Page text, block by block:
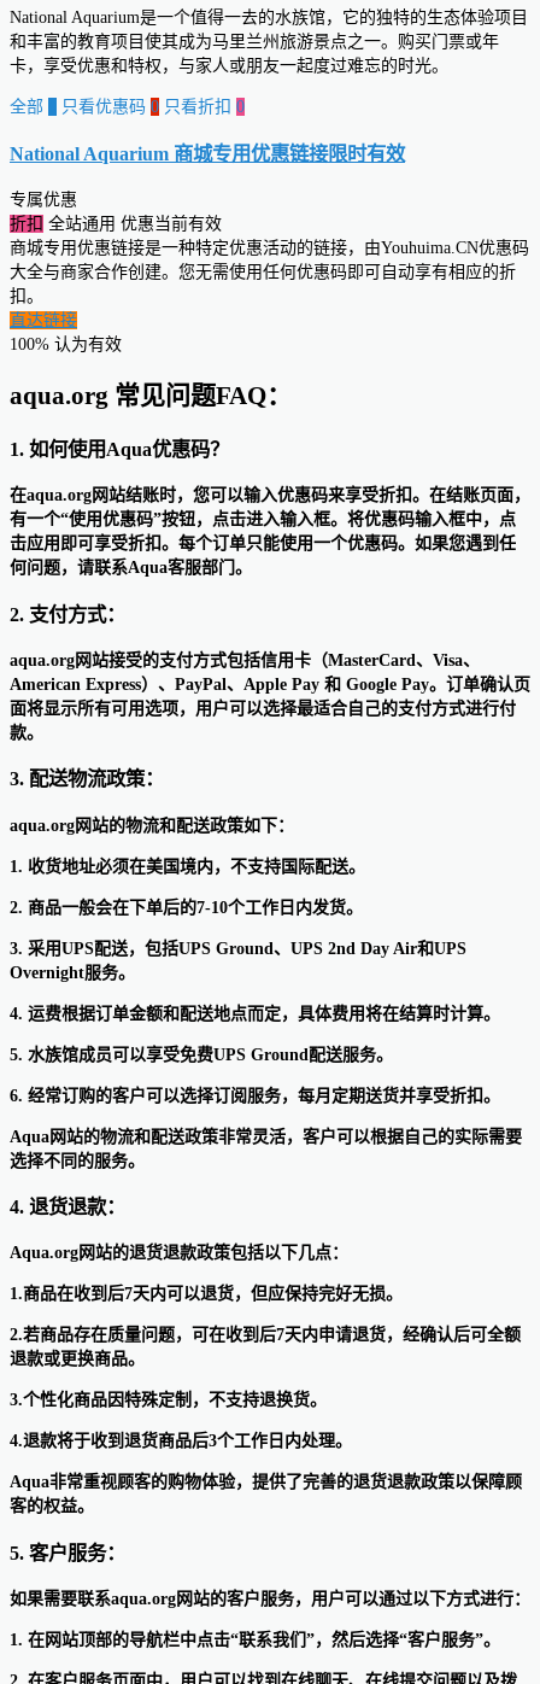
National Aquarium是一个值得一去的水族馆，它的独特的生态体验项目
和丰富的教育项目使其成为马里兰州旅游景点之一。购买门票或年
卡，享受优惠和特权，与家人或朋友一起度过难忘的时光。
全部 只看优惠码 0 只看折扣 0
National Aquarium 商城专用优惠链接限时有效
专属优惠
折扣
全站通用 优惠当前有效
商城专用优惠链接是一种特定优惠活动的链接，由Youhuima.CN优惠码
大全与商家合作创建。您无需使用任何优惠码即可自动享有相应的折
扣。
直达链接
100% 认为有效
aqua.org 常见问题FAQ：
1. 如何使用Aqua优惠码？
在aqua.org网站结账时，您可以输入优惠码来享受折扣。在结账页面，
有一个“使用优惠码”按钮，点击进入输入框。将优惠码输入框中，点
击应用即可享受折扣。每个订单只能使用一个优惠码。如果您遇到任
何问题，请联系Aqua客服部门。
2. 支付方式：
aqua.org网站接受的支付方式包括信用卡（MasterCard、Visa、
American Express）、PayPal、Apple Pay 和 Google Pay。订单确认页
面将显示所有可用选项，用户可以选择最适合自己的支付方式进行付
款。
3. 配送物流政策：
aqua.org网站的物流和配送政策如下：
1. 收货地址必须在美国境内，不支持国际配送。
2. 商品一般会在下单后的7-10个工作日内发货。
3. 采用UPS配送，包括UPS Ground、UPS 2nd Day Air和UPS
Overnight服务。
4. 运费根据订单金额和配送地点而定，具体费用将在结算时计算。
5. 水族馆成员可以享受免费UPS Ground配送服务。
6. 经常订购的客户可以选择订阅服务，每月定期送货并享受折扣。
Aqua网站的物流和配送政策非常灵活，客户可以根据自己的实际需要
选择不同的服务。
4. 退货退款：
Aqua.org网站的退货退款政策包括以下几点：
1.商品在收到后7天内可以退货，但应保持完好无损。
2.若商品存在质量问题，可在收到后7天内申请退货，经确认后可全额
退款或更换商品。
3.个性化商品因特殊定制，不支持退换货。
4.退款将于收到退货商品后3个工作日内处理。
Aqua非常重视顾客的购物体验，提供了完善的退货退款政策以保障顾
客的权益。
5. 客户服务：
如果需要联系aqua.org网站的客户服务，用户可以通过以下方式进行：
1. 在网站顶部的导航栏中点击“联系我们”，然后选择“客户服务”。